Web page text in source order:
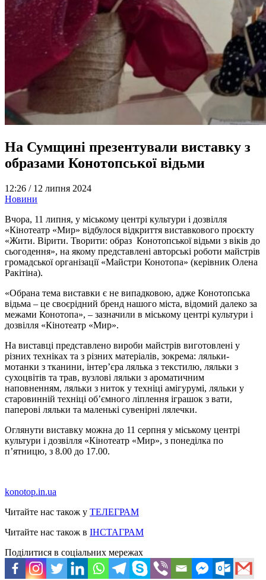
На Сумщині презентували виставку з
образами Конотопської відьми
12:26 / 12 липня 2024
Новини
Вчора, 11 липня, у міському центрі культури і дозвілля
«Кінотеатр «Мир» відбулося відкриття виставкового проєкту
«Жити. Вірити. Творити: образ Конотопської відьми з віків до
сьогодення», на якому представлені авторські роботи майстрів
громадської організації «Майстри Конотопа» (керівник Олена
Ракітіна).
«Обрана тема виставки є не випадковою, адже Конотопська
відьма – це своєрідний бренд нашого міста, відомий далеко за
межами Конотопа», – зазначили в міському центрі культури і
дозвілля «Кінотеатр «Мир».
На виставці представлено вироби майстрів виготовлені у
різних техніках та з різних матеріалів, зокрема: ляльки-
мотанки з тканини, інтер’єра лялька з текстилю, ляльки з
сухоцвітів та трав, вузлові ляльки з ароматичним
наповненням, ляльки з ниток у техніці амігурумі, ляльки у
старовинній техніці об’ємного ліплення іграшок з вати,
паперові ляльки та маленькі сувенірні лялечки.
Оглянути виставку можна до 11 серпня у міському центрі
культури і дозвілля «Кінотеатр «Мир», з понеділка по
п’ятницю, з 8.00 до 17.00.
konotop.in.ua
Читайте нас також у ТЕЛЕГРАМ
Читайте нас також в ІНСТАГРАМ
Поділитися в соціальних мережах